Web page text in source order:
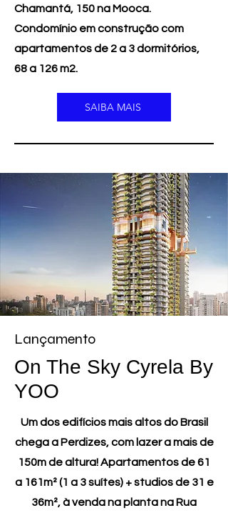
Chamantá, 150 na Mooca.
Condomínio em construção com
apartamentos de 2 a 3 dormitórios,
68 a 126 m2.
SAIBA MAIS
Lançamento
On The Sky Cyrela By
YOO
Um dos edifícios mais altos do Brasil
chega a Perdizes, com lazer a mais de
150m de altura! Apartamentos de 61
a 161m² (1 a 3 suítes) + studios de 31 e
36m², à venda na planta na Rua